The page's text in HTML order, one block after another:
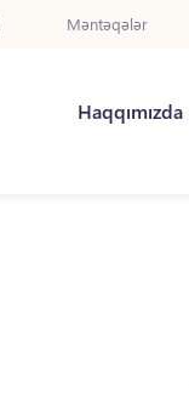
Məntəqələr
Haqqımızda